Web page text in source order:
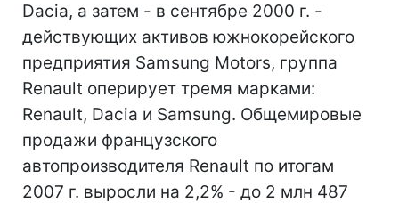
Dacia, а затем - в сентябре 2000 г. -
действующих активов южнокорейского
предприятия Samsung Motors, группа
Renault оперирует тремя марками:
Renault, Dacia и Samsung. Общемировые
продажи французского
автопроизводителя Renault по итогам
2007 г. выросли на 2,2% - до 2 млн 487